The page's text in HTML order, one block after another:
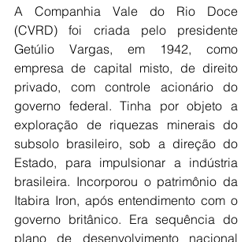
A Companhia Vale do Rio Doce
(CVRD) foi criada pelo presidente
Getúlio Vargas, em 1942, como
empresa de capital misto, de direito
privado, com controle acionário do
governo federal. Tinha por objeto a
exploração de riquezas minerais do
subsolo brasileiro, sob a direção do
Estado, para impulsionar a indústria
brasileira. Incorporou o patrimônio da
Itabira Iron, após entendimento com o
governo britânico. Era sequência do
plano de desenvolvimento nacional